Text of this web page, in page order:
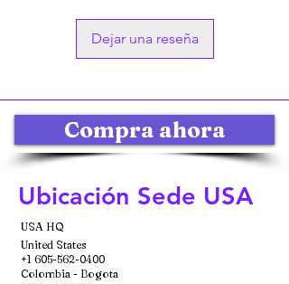
Dejar una reseña
Compra ahora
Ubicación Sede USA
USA HQ
United States
+1 605-562-0400
Colombia - Bogota